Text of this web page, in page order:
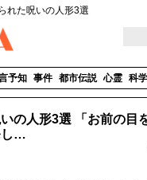
れた呪いの人形3選
予知 事件 都市伝説 心霊 科学
の人形3選 「お前の目
し…